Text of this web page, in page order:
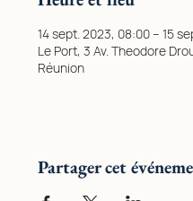
14 sept. 2023, 08:00 – 15
Le Port, 3 Av. Theodore
Réunion
Partager cet